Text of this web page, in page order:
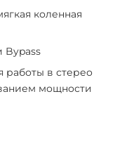
коленная
работы в стерео
мощности